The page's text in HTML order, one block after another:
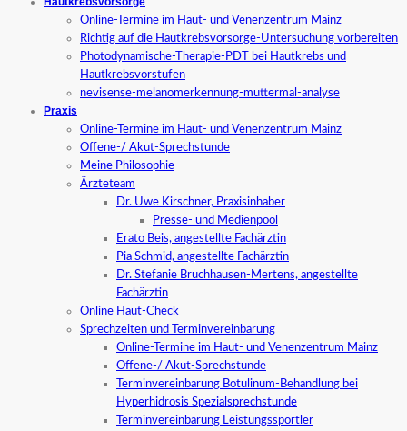
Online-Termine im Haut- und Venenzentrum Mainz
Richtig auf die Hautkrebsvorsorge-Untersuchung vorbereiten
Photodynamische-Therapie-PDT bei Hautkrebs und
Hautkrebsvorstufen
nevisense-melanomerkennung-muttermal-analyse
Praxis
Online-Termine im Haut- und Venenzentrum Mainz
Offene-/ Akut-Sprechstunde
Meine Philosophie
Ärzteteam
Dr. Uwe Kirschner, Praxisinhaber
Presse- und Medienpool
Erato Beis, angestellte Fachärztin
Pia Schmid, angestellte Fachärztin
Dr. Stefanie Bruchhausen-Mertens, angestellte
Fachärztin
Online Haut-Check
Sprechzeiten und Terminvereinbarung
Online-Termine im Haut- und Venenzentrum Mainz
Offene-/ Akut-Sprechstunde
Terminvereinbarung Botulinum-Behandlung bei
Hyperhidrosis Spezialsprechstunde
Terminvereinbarung Leistungssportler